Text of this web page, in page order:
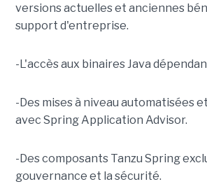
versions actuelles et anciennes
support d'entreprise.
-L'accès aux binaires Java
-Des mises à niveau automatisées
avec Spring Application Advisor.
-Des composants Tanzu Spring
gouvernance et la sécurité.